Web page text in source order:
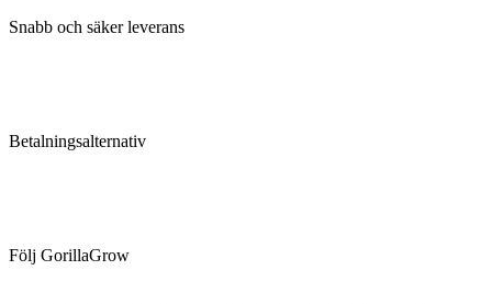
Snabb och säker leverans
Betalningsalternativ
Följ GorillaGrow